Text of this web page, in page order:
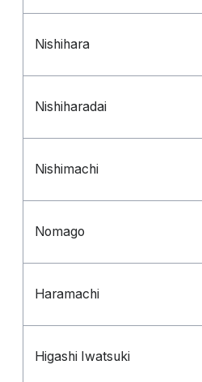
Nishihara
Nishiharadai
Nishimachi
Nomago
Haramachi
Higashi Iwatsuki